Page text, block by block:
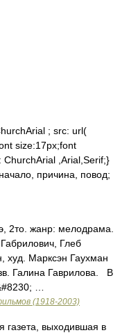
; src: url(
size:17px;font
,Arial,Serif;}
причина, повод;
жанр: мелодрама.
Глеб
худ. Марксэн Гаухман
Галина Гаврилова. В
…
(1918-2003)
газета, выходившая в